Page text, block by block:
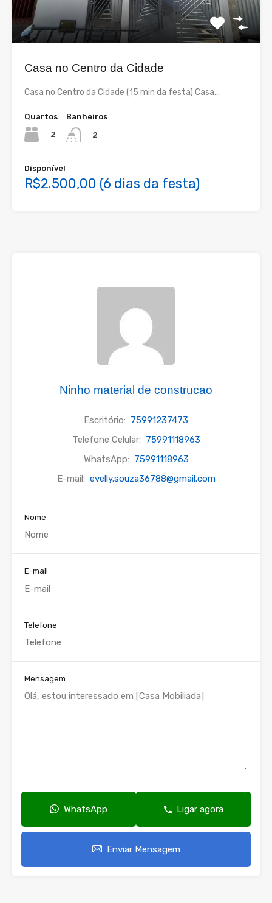
Casa no Centro da Cidade
Casa no Centro da Cidade (15 min da festa) Casa…
Quartos
2
Banheiros
2
Disponível
R$2.500,00 (6 dias da festa)
Ninho material de construcao
Escritório: 75991237473
Telefone Celular: 75991118963
WhatsApp: 75991118963
E-mail: evelly.souza36788@gmail.com
Nome
E-mail
Telefone
Mensagem
WhatsApp Ligar agora
Enviar Mensagem